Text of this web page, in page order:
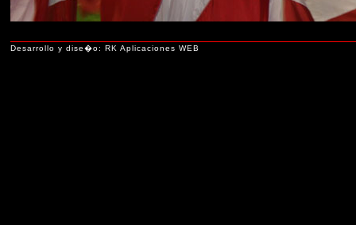
Desarrollo y dise�o: RK Aplicaciones WEB